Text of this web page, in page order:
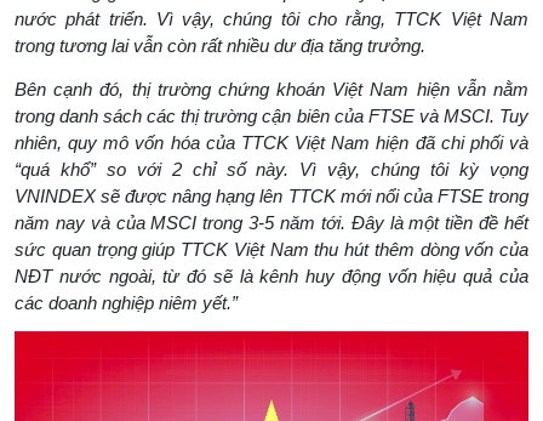
nước phát triển. Vì vậy, chúng tôi cho rằng, TTCK Việt Nam
trong tương lai vẫn còn rất nhiều dư địa tăng trưởng.
Bên cạnh đó, thị trường chứng khoán Việt Nam hiện vẫn nằm
trong danh sách các thị trường cận biên của FTSE và MSCI. Tuy
nhiên, quy mô vốn hóa của TTCK Việt Nam hiện đã chi phối và
“quá khổ” so với 2 chỉ số này. Vì vậy, chúng tôi kỳ vọng
VNINDEX sẽ được nâng hạng lên TTCK mới nổi của FTSE trong
năm nay và của MSCI trong 3-5 năm tới. Đây là một tiền đề hết
sức quan trọng giúp TTCK Việt Nam thu hút thêm dòng vốn của
NĐT nước ngoài, từ đó sẽ là kênh huy động vốn hiệu quả của
các doanh nghiệp niêm yết.”